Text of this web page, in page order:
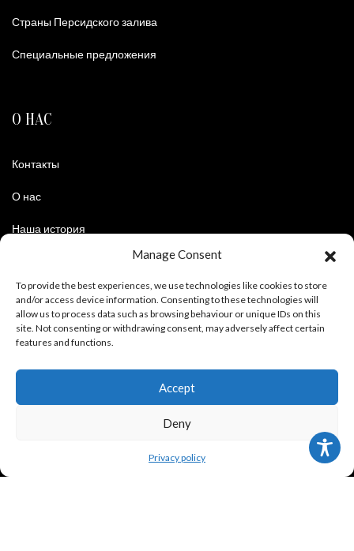
Manage Consent
To provide the best experiences, we use technologies like cookies to store
and/or access device information. Consenting to these technologies will
allow us to process data such as browsing behaviour or unique IDs on this
site. Not consenting or withdrawing consent, may adversely affect certain
features and functions.
Accept
Deny
Privacy policy
Страны Персидского залива
Специальные предложения
О НАС
Контакты
О нас
Наша история
ИНФОРМАЦИЯ ПОКУПАТЕЛЮ
Правовая политика и условия использования
Условия покупки